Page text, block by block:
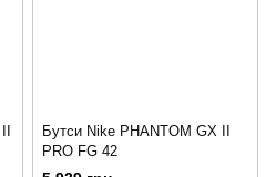
Бутси Nike PHANTOM GX II
PRO FG 42